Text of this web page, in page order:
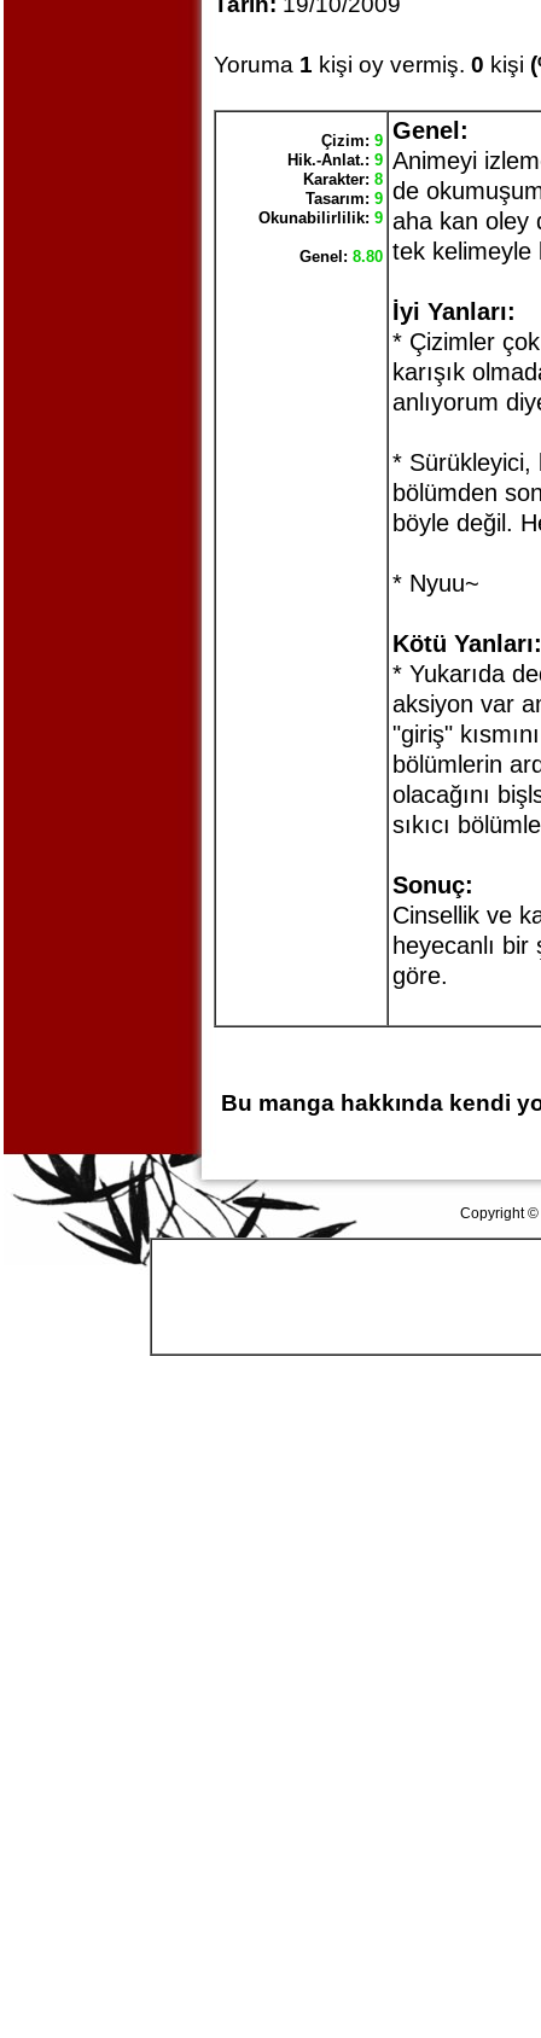
Yoruma 1 kişi oy vermiş. 0 kişi
Çizim: 9
Hik.-Anlat.: 9
Karakter: 8
Tasarım: 9
Okunabilirlilik: 9
Genel: 8.80
Genel:
Animeyi
de
aha kan oley
tek kelimeyle
İyi Yanları:
* Çizimler
karışık
anlıyorum
* Sürükleyici,
bölümden
böyle değil.
* Nyuu~
Kötü Yanları:
* Yukarıda
aksiyon var
"giriş"
bölümlerin
olacağını
sıkıcı
Sonuç:
Cinsellik ve
heyecanlı
göre.
Bu manga hakkında kendi
Copyright ©